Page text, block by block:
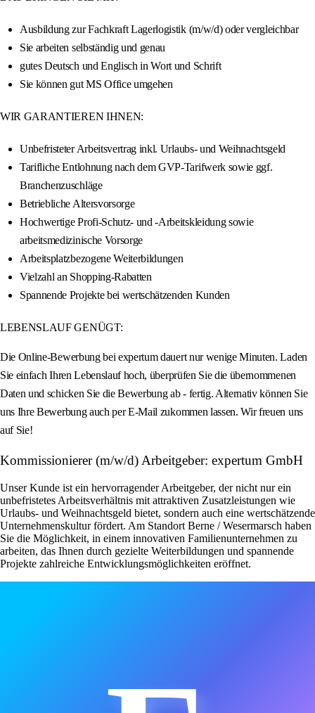
Ausbildung zur Fachkraft Lagerlogistik (m/w/d) oder vergleichbar
Sie arbeiten selbständig und genau
gutes Deutsch und Englisch in Wort und Schrift
Sie können gut MS Office umgehen
WIR GARANTIEREN IHNEN:
Unbefristeter Arbeitsvertrag inkl. Urlaubs- und Weihnachtsgeld
Tarifliche Entlohnung nach dem GVP-Tarifwerk sowie ggf.
Branchenzuschläge
Betriebliche Altersvorsorge
Hochwertige Profi-Schutz- und -Arbeitskleidung sowie
arbeitsmedizinische Vorsorge
Arbeitsplatzbezogene Weiterbildungen
Vielzahl an Shopping-Rabatten
Spannende Projekte bei wertschätzenden Kunden
LEBENSLAUF GENÜGT:
Die Online-Bewerbung bei expertum dauert nur wenige Minuten. Laden
Sie einfach Ihren Lebenslauf hoch, überprüfen Sie die übernommenen
Daten und schicken Sie die Bewerbung ab - fertig. Alternativ können Sie
uns Ihre Bewerbung auch per E-Mail zukommen lassen. Wir freuen uns
auf Sie!
Kommissionierer (m/w/d) Arbeitgeber: expertum GmbH
Unser Kunde ist ein hervorragender Arbeitgeber, der nicht nur ein
unbefristetes Arbeitsverhältnis mit attraktiven Zusatzleistungen wie
Urlaubs- und Weihnachtsgeld bietet, sondern auch eine wertschätzende
Unternehmenskultur fördert. Am Standort Berne / Wesermarsch haben
Sie die Möglichkeit, in einem innovativen Familienunternehmen zu
arbeiten, das Ihnen durch gezielte Weiterbildungen und spannende
Projekte zahlreiche Entwicklungsmöglichkeiten eröffnet.